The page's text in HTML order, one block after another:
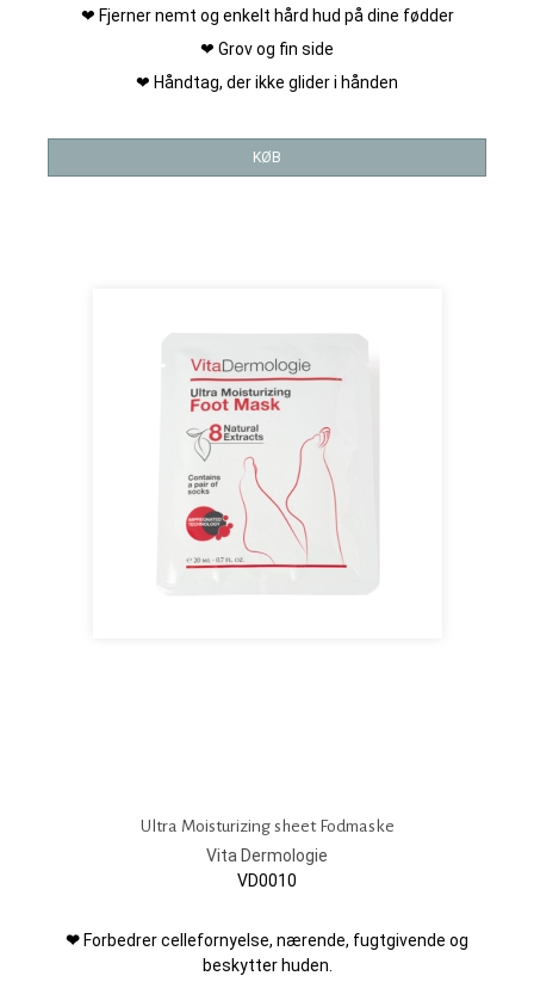
❤ Fjerner nemt og enkelt hård hud på dine fødder
❤ Grov og fin side
❤ Håndtag, der ikke glider i hånden
KØB
Ultra Moisturizing sheet Fodmaske
Vita Dermologie
VD0010
❤ Forbedrer cellefornyelse, nærende, fugtgivende og
beskytter huden.